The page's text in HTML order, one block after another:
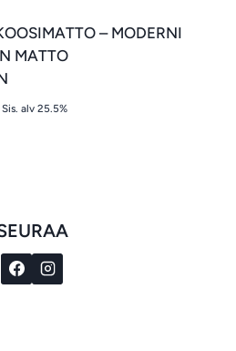
– MODERNI
MATTO
Sis. alv 25.5%